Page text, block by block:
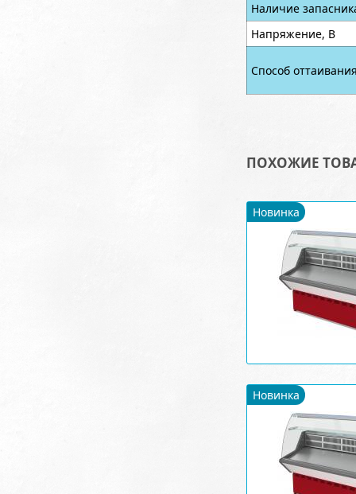
Наличие
Напряжение, В
Способ
ПОХОЖИЕ
Новинка
Новинка